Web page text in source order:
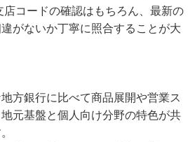
店コードの確認はもちろん、最新の
がないか丁寧に照合することが大
方銀行に比べて商品展開や営業ス
元基盤と個人向け分野の特色が共